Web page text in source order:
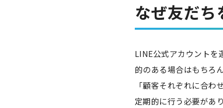
なぜ友だち
LINE公式アカウントを
的のある場合はもちろ
「顧客それぞれに合
定期的に行う必要があり